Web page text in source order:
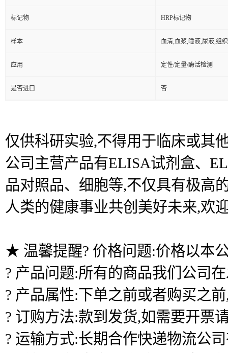
标记物 HRP标记物
样本 血清,血浆,唾液,尿液,组
应用 定性/定量/酶活检测
是否进口 否
仅供科研实验,不得用于临床或其
公司主营产品有ELISA试剂盒、
品对照品、细胞等,不仅具有极高
人类的健康事业共创美好未来,欢
★ 温馨提醒? 价格问题:价格以本
? 产品问题:所有的商品我们公司
? 产品属性:下单之前或者购买之
? 订购方法:款到发货,如需要开票
? 运输方式:长期合作快递物流公